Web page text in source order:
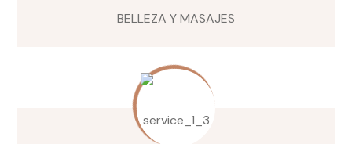
BELLEZA Y MASAJES